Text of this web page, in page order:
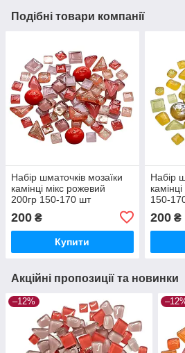
Подібні товари компанії
Набір шматочків мозаїки
камінці мікс рожевий
200гр 150-170 шт
декоративні каміння для
декору
200 ₴
Купити
Набір
150-
200₴
Акційні пропозиції та новинки
–12%